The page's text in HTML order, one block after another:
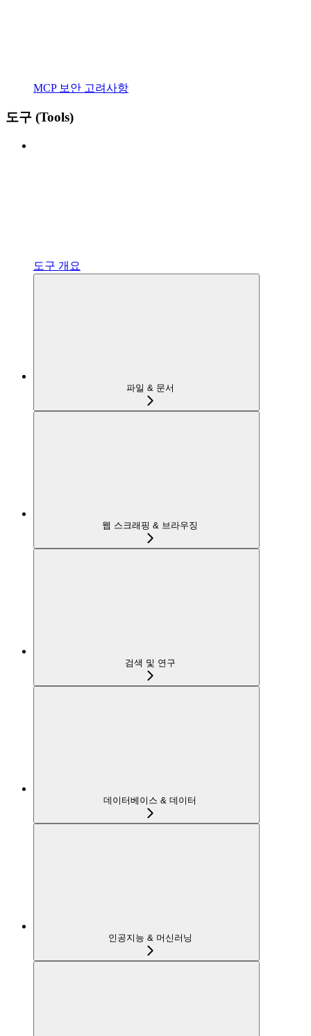
MCP 보안 고려사항
도구 (Tools)
도구 개요
파일 & 문서
웹 스크래핑 & 브라우징
검색 및 연구
데이터베이스 & 데이터
인공지능 & 머신러닝